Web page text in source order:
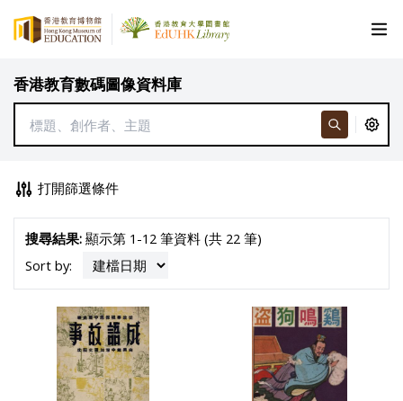
香港教育數碼圖像資料庫
打開篩選條件
搜尋結果:顯示第 1-12 筆資料 (共 22 筆)
Sort by: